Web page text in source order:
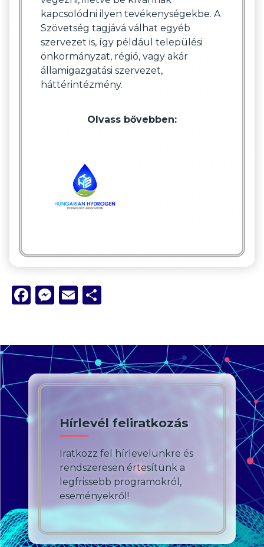
kapcsolódni ilyen tevékenységekbe. A
Szövetség tagjává válhat egyéb
szervezet is, így például települési
önkormányzat, régió, vagy akár
államigazgatási szervezet,
háttérintézmény.
Olvass bővebben:
Facebook
Messenger
Email
Hírlevél feliratkozás
Iratkozz fel hírlevelünkre és
rendszeresen értesítünk a
legfrissebb programokról,
eseményekről!